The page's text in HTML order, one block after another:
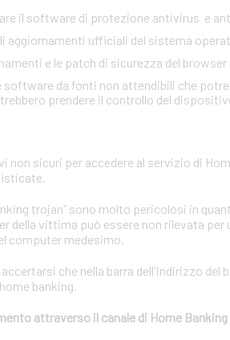
il software di protezione antivirus e
aggiornamenti ufficiali del sistema
e le patch di sicurezza del
software da fonti non attendibili che
prendere il controllo del
non sicuri per accedere al servizio di
trojan” sono molto pericolosi in
della vittima può essere non rilevata
computer medesimo.
che nella barra dell'indirizzo
banking.
attraverso il canale di Home Banking